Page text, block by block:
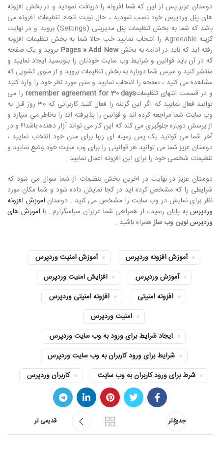
دوستان عزیز پس از این که شما افزونه را دریافت نمودید و در بخش افزونه
های پنل وردپرس خود نصب نمودید ، حال نوبت انجام تنظیمات افزونه می
باشد که شما به بخش تنظیمات پنل مدیریتی (Settings) بروید و در نهایت
گزینه Agreeable را انتخاب نمایید خب حالا شما به بخش تنظیمات افزونه
رفته اید که باید در ادامه به بخشPages » Add New بروید و یک صفحه
که در آن باید قوانین و شرایط وب سایت خودتان را بنویسید ایجاد نمایید و
منتشر کنید و سپس شما دوباره به بخش تنظیمات بروید و از منوی کشویی که
مشاهده می کنید ، صفحه را انتخاب نمایید و متن مورد نظر خود را وارد کنید
و در قسمت انتهای تنظیماتremember agreement for 30 days را می
توانید فعال نمایید که اگر این گزینه را فعال کنید کاربرانی که 30 روز قبل به
وب سایت شما مراجعه کرده اند و قوانین را پذیرفته اند را بخاطر می سپارد و
از پرسش دوباره جلوگیری می کند که این کار می تواند آزار دهنده باشد!!! و در
آخر شما می توانید یک پس زمینه ای زیبا برای متن خود انتخاب نمایید ،
دوستان عزیز شما می توانید هر قوانینی را برای وب سایت خود وضع نمایید و
تنظیمات شخصی خود را برای این افزونه اعمال نمایید .
دوستان عزیز در نهایت در اخرین بخش تنظیمات از شما سوال می شود که
شرایطی را که مشخص کرده اید در کجا نمایش داده شود و شما مکان مورد
نظر برای نمایش در وب سایت را مشخص می کنید . دوستان اموزش افزونه
وردپرسبه پایان رسید ، از همراهی شما عزیزان سپاسگزارم . با اموزش های
وردپرسنوین وب سازهمراه باشید .
آموزش افزونه وردپرس
آموزش امنیت وردپرس
آموزش وردپرس
افزایش امنیت وردپرس
افزونه امنیتی
افزونه امنیتی وردپرس
امنیت وردپرس
ایجاد شرایط برای ورود به وب سایت وردپرس
شرایط برای ورود کاربران به وب سایت وردپرس
شرط برای ورود کاربران به وب سایت
کاربران وردپرس
جدیدتر قدیمی تر